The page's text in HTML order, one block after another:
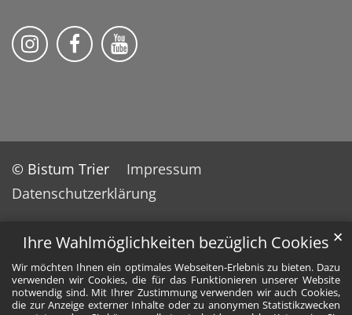
Ihre Wahlmöglichkeiten bezüglich Cookies
Wir möchten Ihnen ein optimales Webseiten-Erlebnis zu bieten. Dazu
verwenden wir Cookies, die für das Funktionieren unserer Website
notwendig sind. Mit Ihrer Zustimmung verwenden wir auch Cookies,
die zur Anzeige externer Inhalte oder zu anonymen Statistikzwecken
✕
Bistum Trier auf Instragram
Die Pfarrei auf Facebook
Die Pfarrei auf YouTube
© Bistum Trier
Impressum
Datenschutzerklärung